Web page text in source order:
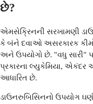
છે?
એમસેક્રિનની સરખામણી
કે બંને દવાઓ અસરકારક
અને ઉપયોગો છે. "વધુ સારી"
પ્રકારના લ્યુકેમિયા, એકંદર
આધારિત છે.
ડાઉનરુબિસિનનો ઉપયોગ